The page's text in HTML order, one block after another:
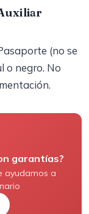
(no se
o negro. No
garantías?
ayudamos a